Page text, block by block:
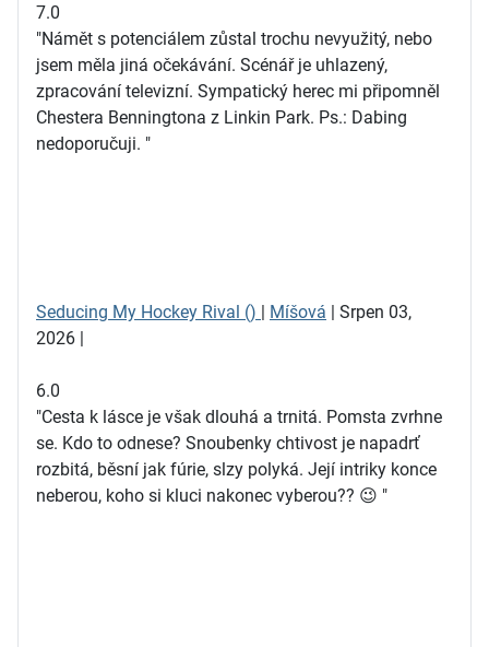
7.0
"Námět s potenciálem zůstal trochu nevyužitý, nebo
jsem měla jiná očekávání. Scénář je uhlazený,
zpracování televizní. Sympatický herec mi připomněl
Chestera Benningtona z Linkin Park. Ps.: Dabing
nedoporučuji. "
Seducing My Hockey Rival () | Míšová | Srpen 03,
2026 |
6.0
"Cesta k lásce je však dlouhá a trnitá. Pomsta zvrhne
se. Kdo to odnese? Snoubenky chtivost je napadrť
rozbitá, běsní jak fúrie, slzy polyká. Její intriky konce
neberou, koho si kluci nakonec vyberou?? 😉 "